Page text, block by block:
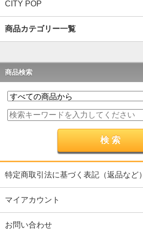
CITY POP
商品カテゴリー一覧
商品検索
特定商取引法に基づく表記（返品など）
マイアカウント
お問い合わせ